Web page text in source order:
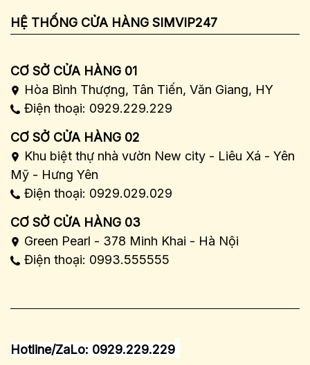
HỆ THỐNG CỬA HÀNG SIMVIP247
CƠ SỞ CỬA HÀNG 01
Hòa Bình Thượng, Tân Tiến, Văn Giang, HY
Điện thoại: 0929.229.229
CƠ SỞ CỬA HÀNG 02
Khu biệt thự nhà vườn New city - Liêu Xá - Yên
Mỹ - Hưng Yên
Điện thoại: 0929.029.029
CƠ SỞ CỬA HÀNG 03
Green Pearl - 378 Minh Khai - Hà Nội
Điện thoại: 0993.555555
Hotline/ZaLo: 0929.229.229